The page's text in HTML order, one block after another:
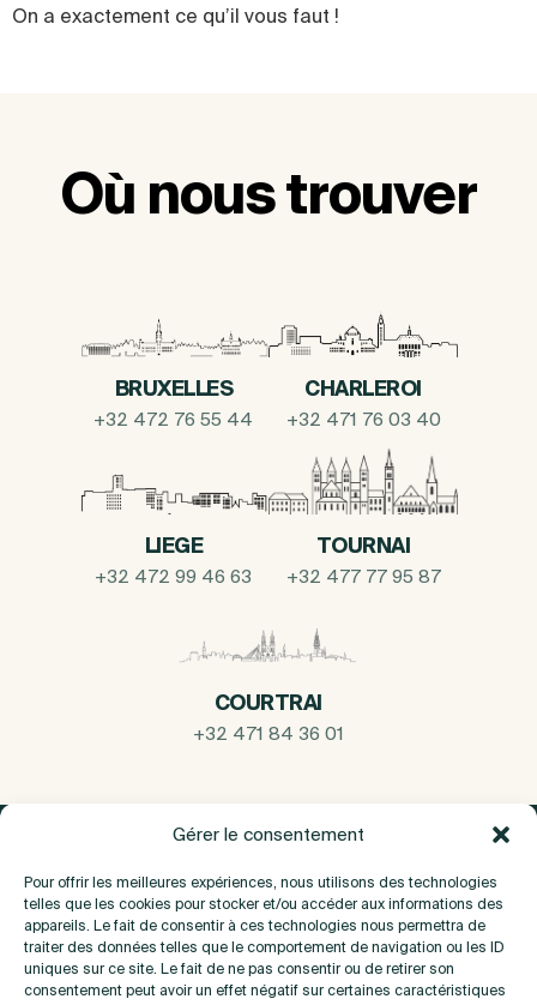
Gérer le consentement
Pour offrir les meilleures expériences, nous utilisons des technologies
telles que les cookies pour stocker et/ou accéder aux informations des
appareils. Le fait de consentir à ces technologies nous permettra de
traiter des données telles que le comportement de navigation ou les ID
uniques sur ce site. Le fait de ne pas consentir ou de retirer son
consentement peut avoir un effet négatif sur certaines caractéristiques
On a exactement ce qu’il vous faut !
Où nous trouver
BRUXELLES
+32 472 76 55 44
CHARLEROI
+32 471 76 03 40
LIEGE
+32 472 99 46 63
TOURNAI
+32 477 77 95 87
COURTRAI
+32 471 84 36 01